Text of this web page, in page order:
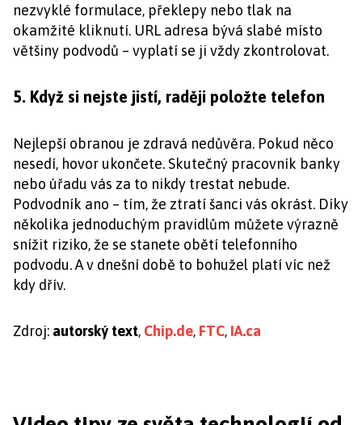
nezvyklé formulace, překlepy nebo tlak na
okamžité kliknutí. URL adresa bývá slabé místo
většiny podvodů – vyplatí se ji vždy zkontrolovat.
5. Když si nejste jistí, raději položte telefon
Nejlepší obranou je zdravá nedůvěra. Pokud něco
nesedí, hovor ukončete. Skutečný pracovník banky
nebo úřadu vás za to nikdy trestat nebude.
Podvodník ano – tím, že ztratí šanci vás okrást. Díky
několika jednoduchým pravidlům můžete výrazně
snížit riziko, že se stanete obětí telefonního
podvodu. A v dnešní době to bohužel platí víc než
kdy dřív.
Zdroj: autorský text, Chip.de, FTC, IA.ca